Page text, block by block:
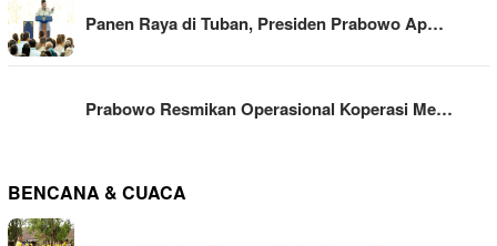
Panen Raya di Tuban, Presiden Prabowo Ap…
Prabowo Resmikan Operasional Koperasi Me…
BENCANA & CUACA